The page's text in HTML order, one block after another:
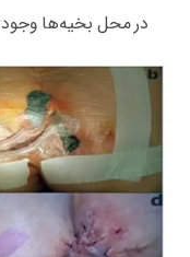
در محل بخیه‌ها وجود